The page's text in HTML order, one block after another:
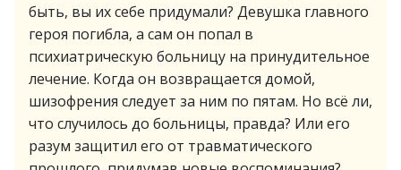
быть, вы их себе придумали? Девушка главного
героя погибла, а сам он попал в
психиатрическую больницу на принудительное
лечение. Когда он возвращается домой,
шизофрения следует за ним по пятам. Но всё ли,
что случилось до больницы, правда? Или его
разум защитил его от травматического